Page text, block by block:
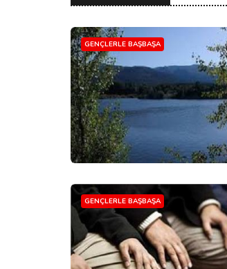
GENÇLERLE BAŞBAŞA
GENÇLERLE BAŞBAŞA